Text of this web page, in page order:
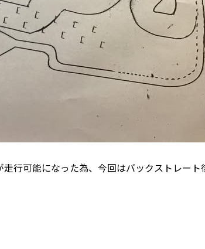
行可能になった為、今回はバックストレー